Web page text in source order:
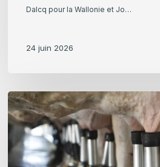
Dalcq pour la Wallonie et Jo…
24 juin 2026
Prix
du
lait
en
Wallonie